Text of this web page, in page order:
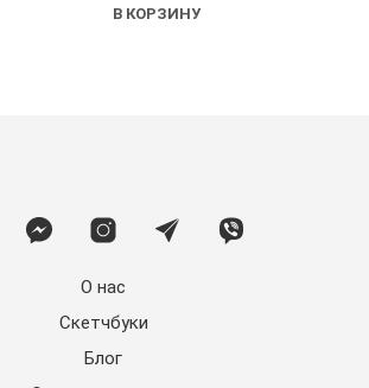
В КОРЗИНУ
О нас
Скетчбуки
Блог